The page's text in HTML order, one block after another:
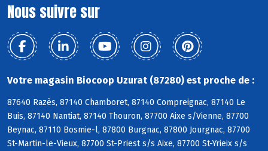
Nous suivre sur
Votre magasin Biocoop Uzurat (87280) est proche de :
87640 Razès, 87140 Chamboret, 87140 Compreignac, 87140 Le
Buis, 87140 Nantiat, 87140 Thouron, 87700 Aixe s/Vienne, 87700
Beynac, 87110 Bosmie-l, 87800 Burgnac, 87800 Jourgnac, 87700
St-Martin-le-Vieux, 87700 St-Priest s/s Aixe, 87700 St-Yrieix s/s